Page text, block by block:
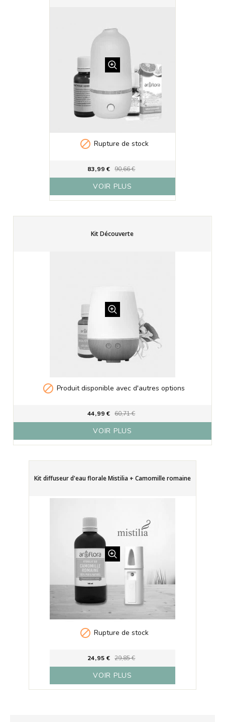
 Rupture de stock
83,99 € 90,66 €
VOIR PLUS
Kit Découverte
 Produit disponible avec d'autres options
44,99 € 60,71 €
VOIR PLUS
Kit diffuseur d'eau florale Mistilia + Camomille romaine
 Rupture de stock
24,95 € 29,85 €
VOIR PLUS